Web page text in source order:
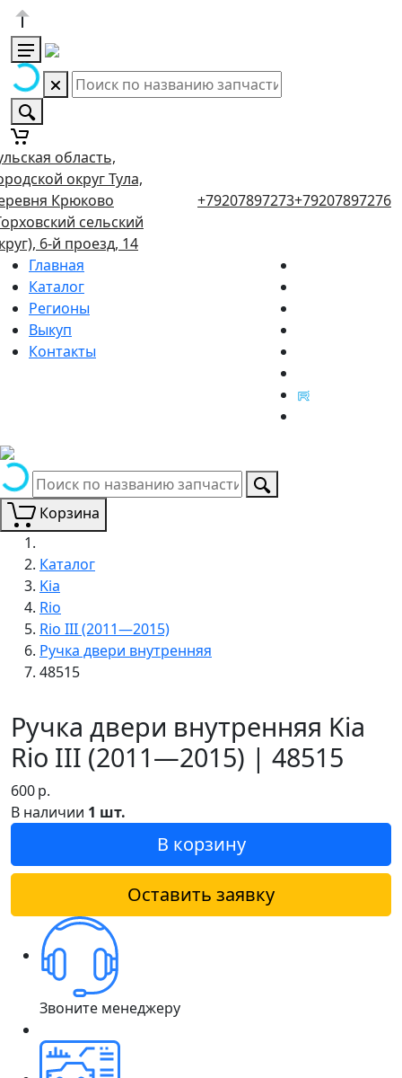
область,
округ Тула,
Крюково
сельский
6-й проезд, 14
+79207897273+79207897276
Главная
Каталог
Регионы
Выкуп
Контакты
Корзина
Каталог
Kia
Rio
Rio III (2011—2015)
Ручка двери внутренняя
48515
Ручка двери внутренняя Kia
Rio III (2011—2015) | 48515
600р.
В наличии 1 шт.
В корзину
Оставить заявку
Звоните менеджеру